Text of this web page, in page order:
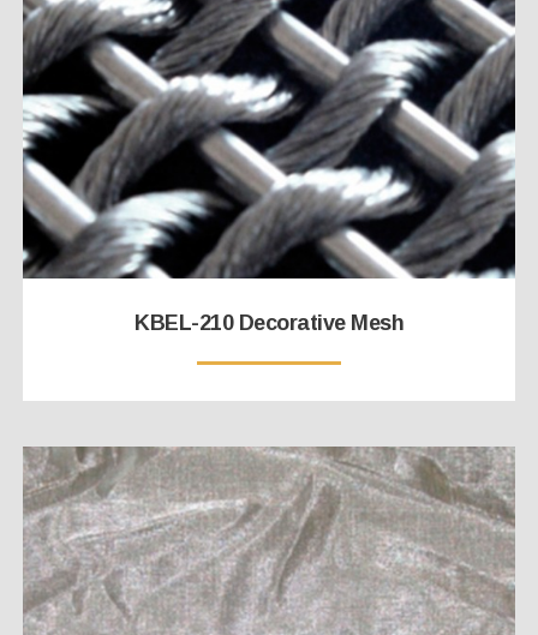
KBEL-210 Decorative Mesh